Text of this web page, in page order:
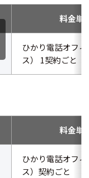
料金単
ひかり電話オフ
ス） 1契約ごと
料金単
ひかり電話オフ
ス）契約ごと